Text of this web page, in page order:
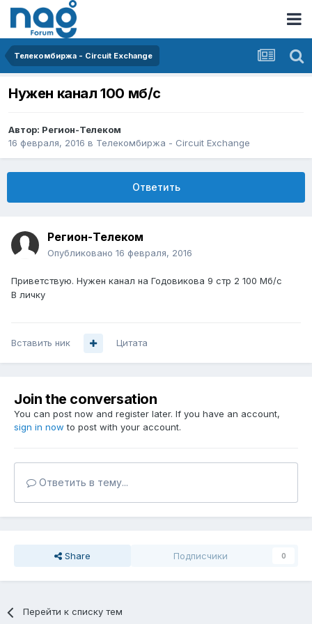
Телекомбиржа - Circuit Exchange
Нужен канал 100 мб/с
Автор: Регион-Телеком
16 февраля, 2016 в Телекомбиржа - Circuit Exchange
Ответить
Регион-Телеком
Опубликовано 16 февраля, 2016
Приветствую. Нужен канал на Годовикова 9 стр 2 100 Мб/с
В личку
Вставить ник Цитата
Join the conversation
You can post now and register later. If you have an account,
sign in now to post with your account.
Ответить в тему...
Share Подписчики 0
Перейти к списку тем